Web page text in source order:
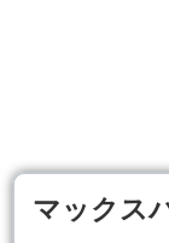
マックス